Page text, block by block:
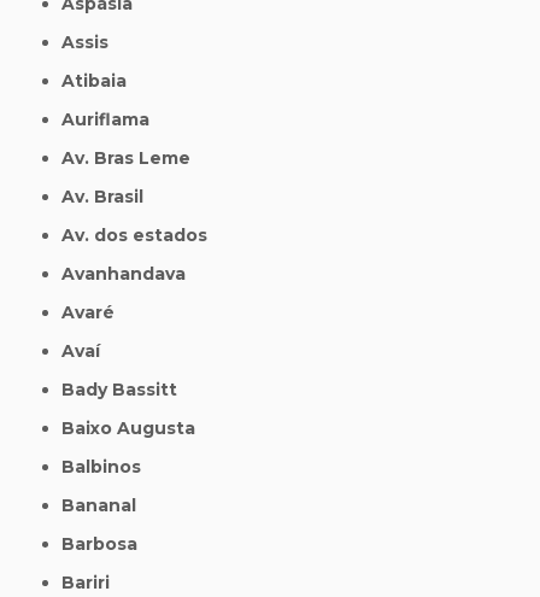
Assis
Atibaia
Auriflama
Av. Bras Leme
Av. Brasil
Av. dos estados
Avanhandava
Avaré
Avaí
Bady Bassitt
Baixo Augusta
Balbinos
Bananal
Barbosa
Bariri